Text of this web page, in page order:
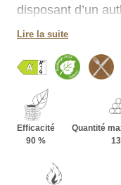
disposant d’un
Lire la suite
Efficacité
90 %
Quantité